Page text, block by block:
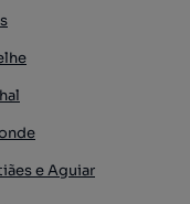
e Aguiar